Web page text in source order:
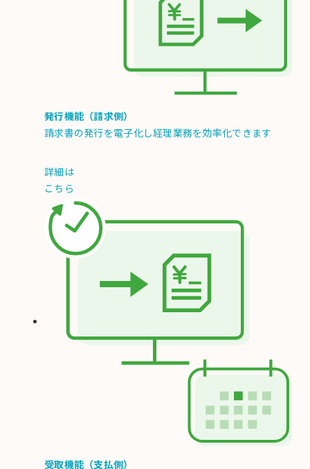
発行機能（請求側）
請求書の発行を電子化し経理業務を効率化できます
詳細は
こちら
受取機能（支払側）